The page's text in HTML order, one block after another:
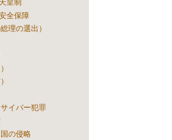
皇制
全保障
理の選出）
イバー犯罪
の侵略